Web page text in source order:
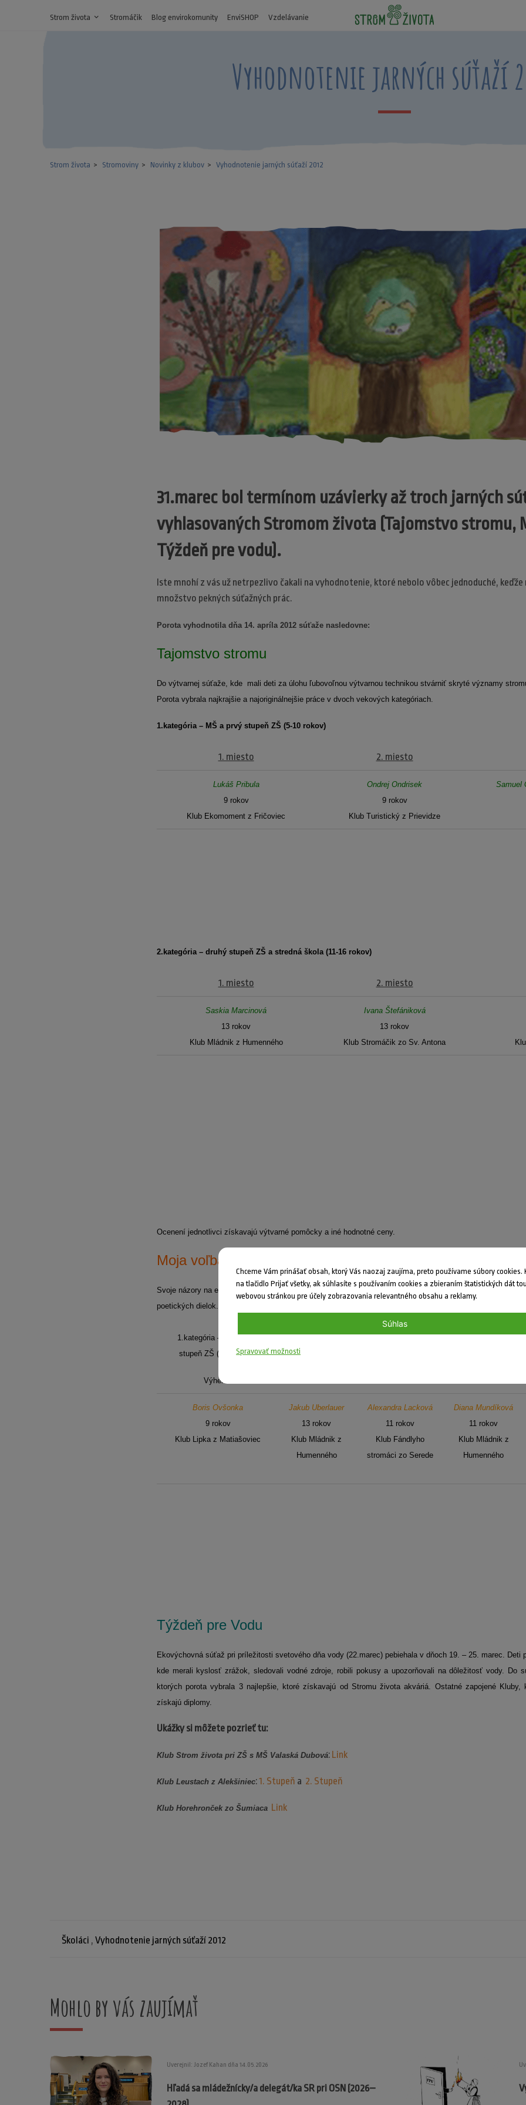
Strom života expand_more Stromáčik Blog envirokomunity EnviSHOP Vzdelávanie
Vyhodnotenie jarných súťaží
Strom života Stromoviny Novinky z klubov Vyhodnotenie jarných súťaží 2012
31.marec bol termínom uzávierky až troch jarných
vyhlasovaných Stromom života (Tajomstvo stromu,
Týždeň pre vodu).
Iste mnohí z vás už netrpezlivo čakali na vyhodnotenie, ktoré nebolo vôbec jednoduché, keďže
množstvo pekných súťažných prác.
Porota vyhodnotila dňa 14. apríla 2012 súťaže nasledovne:
Tajomstvo stromu
Do výtvarnej súťaže, kde mali deti za úlohu ľubovoľnou výtvarnou technikou stvárniť skryté významy
Porota vybrala najkrajšie a najoriginálnejšie práce v dvoch vekových kategóriach.
1.kategória – MŠ a prvý stupeň ZŠ (5-10 rokov)
1. miesto 2. miesto
Lukáš Pribula
9 rokov
Klub Ekomoment z Fričoviec
Ondrej Ondrisek
9 rokov
Klub Turistický z Prievidze
Samuel
2.kategória – druhý stupeň ZŠ a stredná škola (11-16 rokov)
1. miesto 2. miesto
Saskia Marcinová
13 rokov
Klub Mládnik z Humenného
Ivana Štefániková
13 rokov
Klub Stromáčik zo Sv. Antona
Ocenení jednotlivci získavajú výtvarné pomôcky a iné hodnotné ceny.
Moja voľba
Svoje názory na environmentálne témy vyjadrovali deti formou literárnych diel. 10 Klubov nám zaslalo
poetických dielok. Porota vybrala najlepšie práce tiež v dvoch vekových kategóriach.
1.kategória – MŠ a prvý
stupeň ZŠ (5-10 rokov)
Výherca
Boris Ovšonka
9 rokov
Klub Lipka z Matiašoviec
Jakub Uberlauer
13 rokov
Klub Mládnik z
Humenného
Alexandra Lacková
11 rokov
Klub Fándlyho
stromáci zo Serede
Diana Mundíková
11 rokov
Klub Mládnik z
Humenného
Týždeň pre Vodu
Ekovýchovná súťaž pri príležitosti svetového dňa vody (22.marec) pebiehala v dňoch 19. – 25. marec. Deti
kde merali kyslosť zrážok, sledovali vodné zdroje, robili pokusy a upozorňovali na dôležitosť vody. Do
ktorých porota vybrala 3 najlepšie, ktoré získavajú od Stromu života akváriá. Ostatné zapojené Kluby,
získajú diplomy.
Ukážky si môžete pozrieť tu:
Klub Strom života pri ZŠ s MŠ Valaská Dubová: Link
Klub Leustach z Alekšiniec:1. Stupeň a 2. Stupeň
Klub Horehronček zo Šumiaca Link
Školáci , Vyhodnotenie jarných súťaží 2012
Mohlo by vás zaujímať
Uverejnil: Jozef Kahan dňa 14.05.2026
Hľadá sa mládežnícky/a delegát/ka SR pri OSN (2026–
Chceme Vám prinášať obsah, ktorý Vás naozaj zaujíma, preto používame súbory cookies.
na tlačidlo Prijať všetky, ak súhlasíte s používaním cookies a zbieraním štatistických dát
webovou stránkou pre účely zobrazovania relevantného obsahu a reklamy.
Súhlas
Spravovať možnosti